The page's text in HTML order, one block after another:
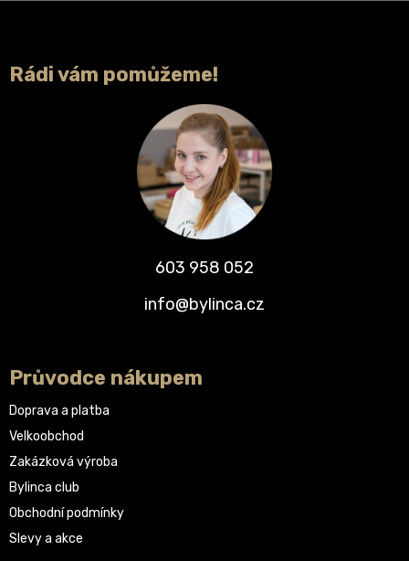
Rádi vám pomůžeme!
603 958 052
info@bylinca.cz
Průvodce nákupem
Doprava a platba
Velkoobchod
Zakázková výroba
Bylinca club
Obchodní podmínky
Slevy a akce